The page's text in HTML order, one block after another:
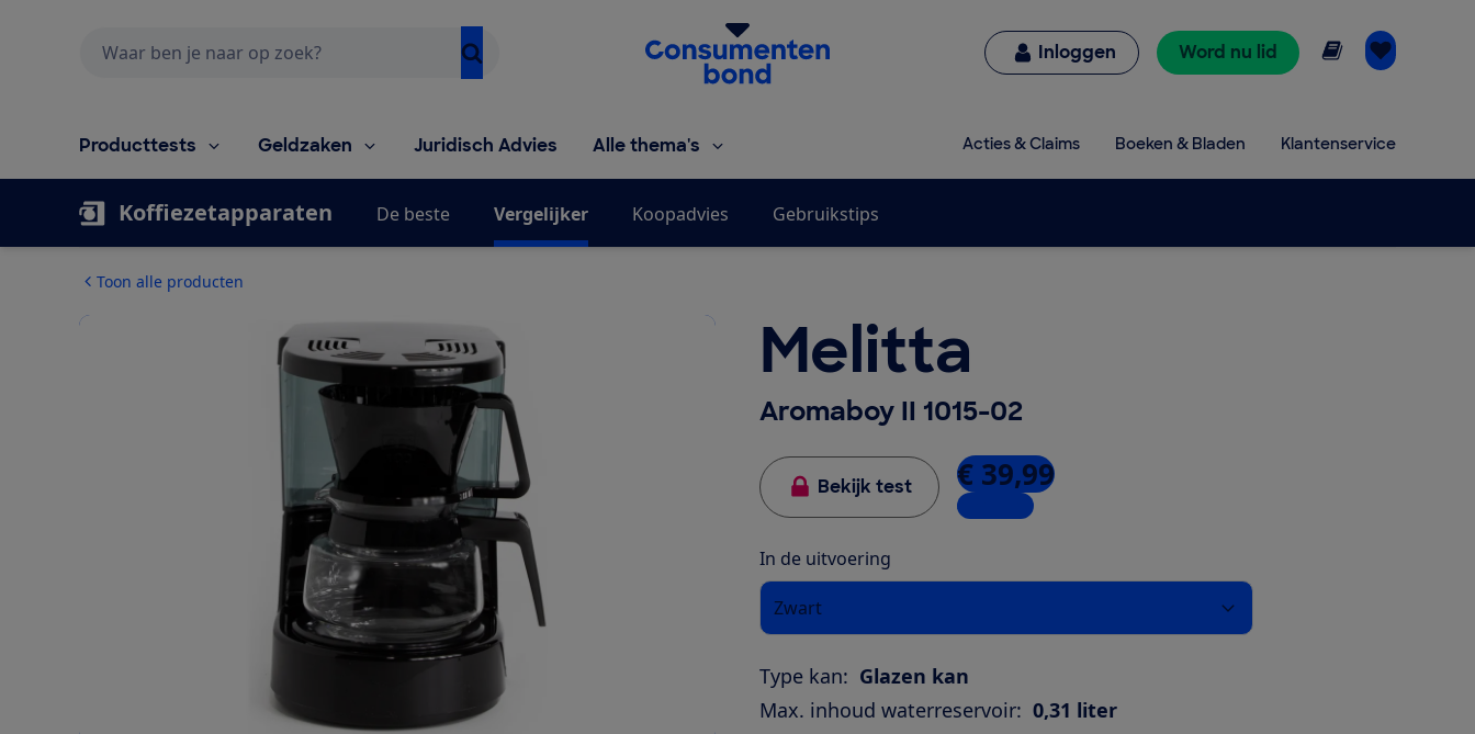
Homepage van de Consumentenbond
Inloggen Word nu lid Online lezen
Producttests Geldzaken Juridisch Advies Alle thema's Acties & Claims Boeken & Bladen Klantenservice
Koffiezetapparaten De beste Vergelijker Koopadvies Gebruikstips
Toon alle producten
Melitta
Aromaboy II 1015-02
Bekijk test € 39,99
4 winkels
In de uitvoering
Zwart
Type kan: Glazen kan
Max. inhoud waterreservoir: 0,31 liter